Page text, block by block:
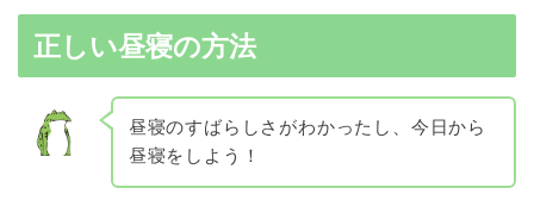
正しい昼寝の方法
昼寝のすばらしさがわかったし、今日から
昼寝をしよう！